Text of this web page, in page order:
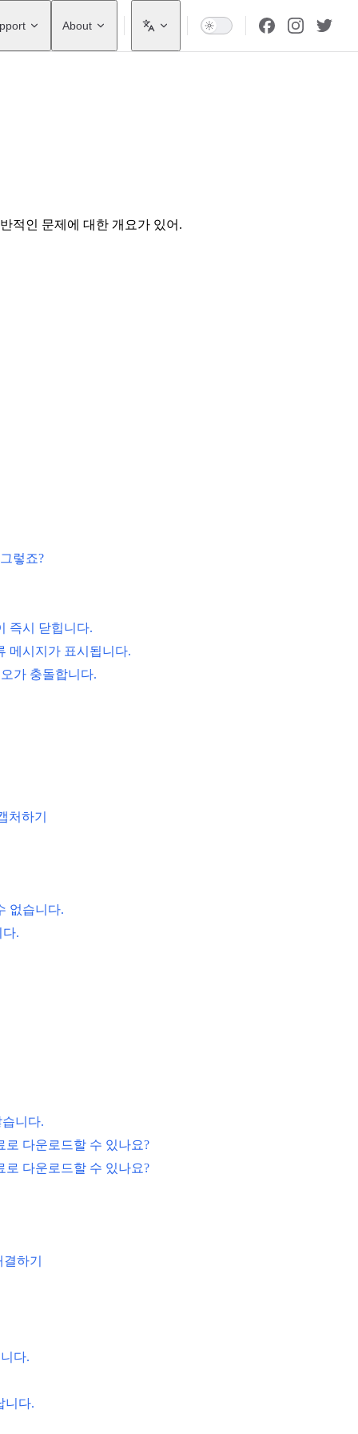
About
적인 문제에 대한 개요가 있어.
렇죠?
즉시 닫힙니다.
메시지가 표시됩니다.
가 충돌합니다.
처하기
없습니다.
.
니다.
로 다운로드할 수 있나요?
다운로드할 수 있나요?
하기
다.
니다.